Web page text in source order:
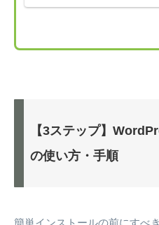
【3ステップ】
の使い方・手順
簡単インストールの前にすべ